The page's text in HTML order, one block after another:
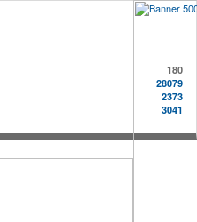
180
28079
2373
3041